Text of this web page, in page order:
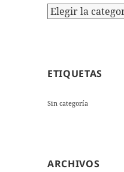
Categorías
ETIQUETAS
Sin categoría
ARCHIVOS